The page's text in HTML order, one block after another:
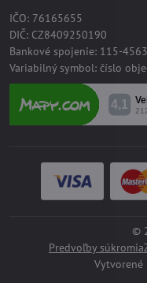
IČO: 76165655
DIČ: CZ8409250190
Bankové spojenie: 115-
Variabilný symbol: číslo
©
Predvoľby súkromia
Vytvorené